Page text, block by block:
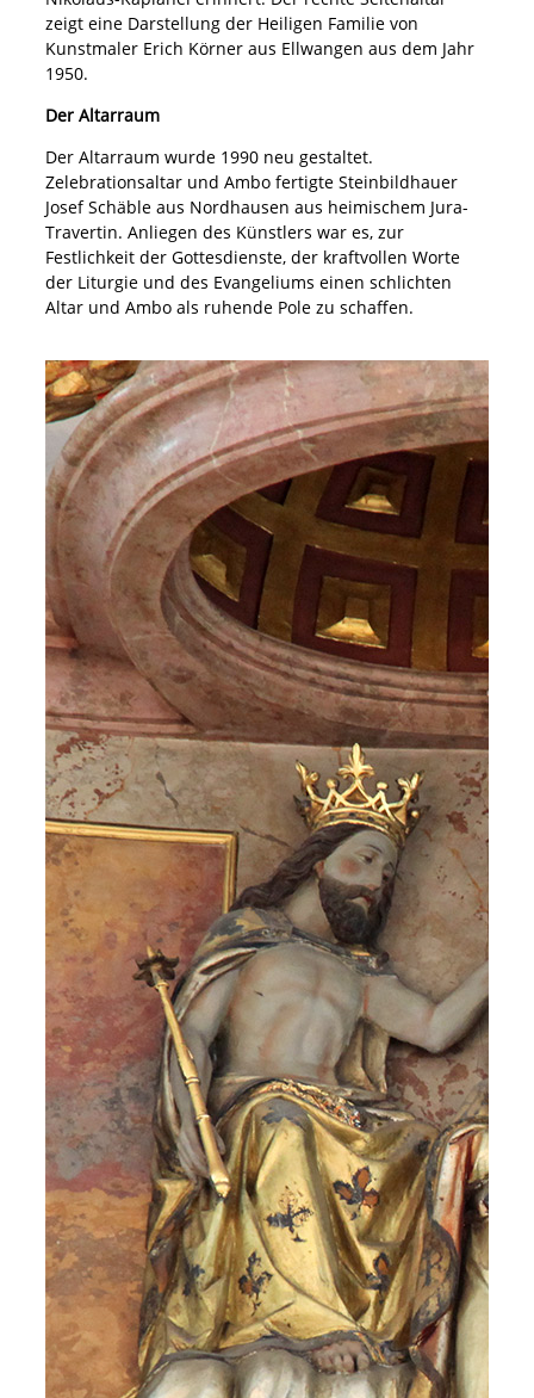
zeigt eine Darstellung der Heiligen Familie von
Kunstmaler Erich Körner aus Ellwangen aus dem Jahr
1950.
Der Altarraum
Der Altarraum wurde 1990 neu gestaltet.
Zelebrationsaltar und Ambo fertigte Steinbildhauer
Josef Schäble aus Nordhausen aus heimischem Jura-
Travertin. Anliegen des Künstlers war es, zur
Festlichkeit der Gottesdienste, der kraftvollen Worte
der Liturgie und des Evangeliums einen schlichten
Altar und Ambo als ruhende Pole zu schaffen.